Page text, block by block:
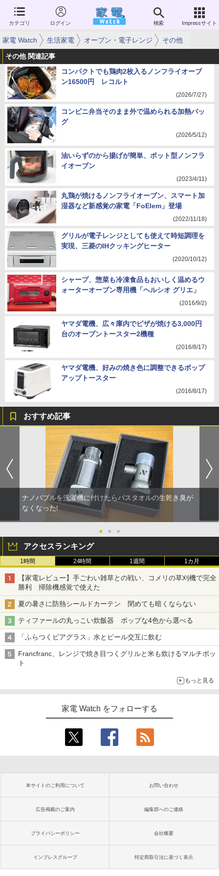
カテゴリ ログイン 検索 Impressサイト
家電 Watch 生活家電 オーブン・電子レンジ その他
その他 関連記事
コンパクトでも鶏肉2枚入るノンフライオーブ
ン16500円 レコルト
(2026/7/27)
コンビニ弁当そのまま外で温められる加熱バッ
グ
(2026/5/12)
油いらずのから揚げが簡単、ポット型ノンフラ
イオーブン
(2023/4/11)
丸鶏が焼けるノンフライオーブン、スマート加
湿器など新感覚の家電「FoElem」登場
(2022/11/18)
グリルが電子レンジとしても使えて時短調理を
実現、三菱のIHクッキングヒーター
(2020/10/12)
シャープ、惣菜も冷凍食品もおいしく温めるウ
ォーターオーブン専用機「ヘルシオ グリエ」
(2016/9/2)
ヤマダ電機、広々庫内でピザが焼ける3,000円
台のオーブントースター2機種
(2016/8/17)
ヤマダ電機、好みの焼き色に調整できるポップ
アップトースター
(2016/8/17)
おすすめ記事
ナノバブルを洗濯機に付けたらバスタオルの生乾き臭が
なくなった!
● ● ●
アクセスランキング
1時間 24時間 1週間 1カ月
【家電レビュー】手ごわい雑草との戦い、コメリの草刈機で完全
勝利 掃除機感覚で使えた
夏の暑さに防熱シールドカーテン 閉めても暗くならない
ティファールの丸っこい炊飯器 ポップな4色から選べる
「ふらつくビアグラス」水とビール交互に飲む
Francfranc、レンジで焼き目つくグリルと米も炊けるマルチポッ
ト
もっと見る
家電 Watch をフォローする
本サイトのご利用について お問い合わせ
広告掲載のご案内 編集部へのご連絡
プライバシーポリシー 会社概要
インプレスグループ 特定商取引法に基づく表示